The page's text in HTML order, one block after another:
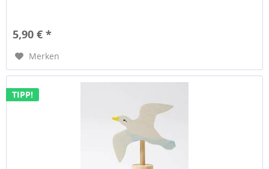
5,90 € *
Merken
TIPP!